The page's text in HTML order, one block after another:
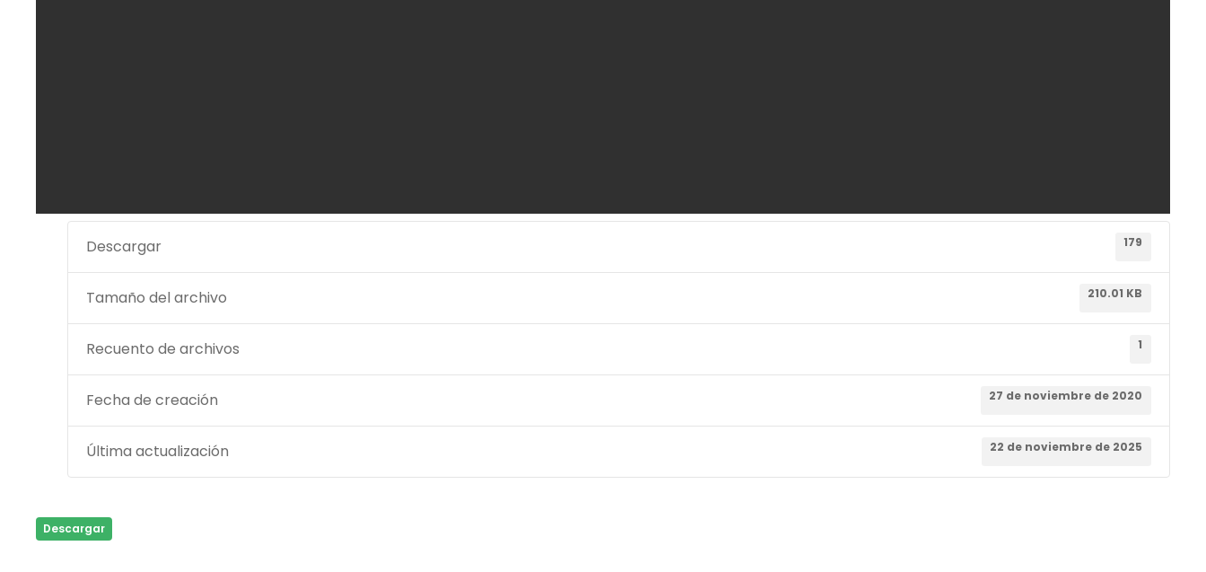
Descargar 179
Tamaño del archivo 210.01 KB
Recuento de archivos 1
Fecha de creación 27 de noviembre de 2020
Última actualización 22 de noviembre de 2025
Descargar